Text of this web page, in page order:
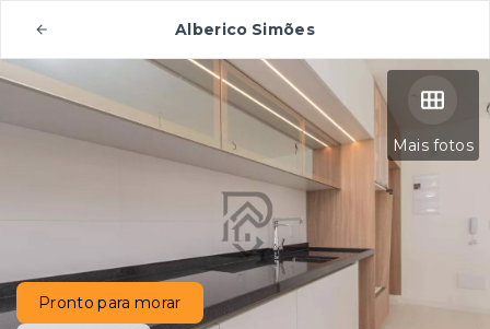
Alberico Simões
Mais fotos
Pronto para morar